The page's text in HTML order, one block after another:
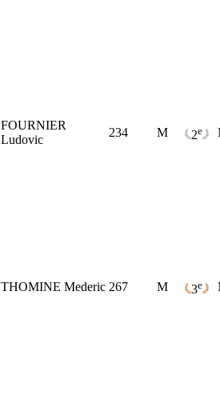
FOURNIER
Ludovic
234 M 2e
THOMINE Mederic 267 M 3e